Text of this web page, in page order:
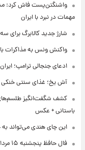
واشنگتن‌پست فاش کرد:
مهمات در نبرد با ایران
شارژ جدید کالابرگ برای
واکنش ونس به مذاکرات
ادعای جنجالی ترامپ؛
آش یخ؛ غذای سنتی خنکی
کشف شگفت‌انگیز
باستانی + عکس
این چای هندی می‌تواند
فال حافظ پنجشنبه ۱۵ مرداد ماه ۱۴۰۵